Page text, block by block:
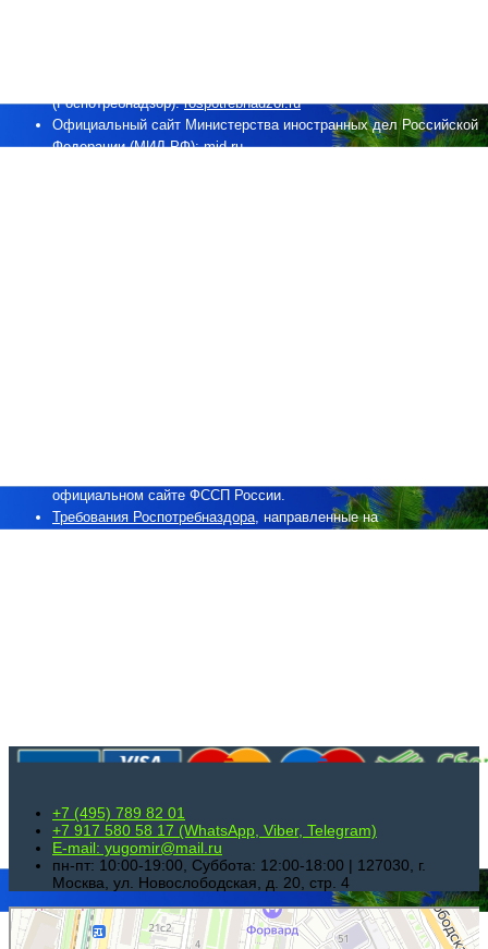
(Роспотребнадзор):rospotrebnadzor.ru
Официальный сайт Министерства иностранных дел Российской
Федерации (МИД РФ):mid.ru
официальном сайте ФССП России.
Требования Роспотребназдора, направленные на
+7 (495) 789 82 01
+7 917 580 58 17 (WhatsApp, Viber, Telegram)
E-mail: yugomir@mail.ru
пн-пт: 10:00-19:00, Суббота: 12:00-18:00 | 127030, г.
Москва, ул. Новослободская, д. 20, стр. 4
Югомир
Турагентство в Москве
Экскурсии в Москве